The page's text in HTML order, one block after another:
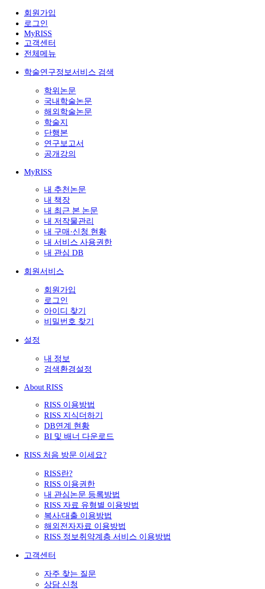
회원가입
로그인
MyRISS
고객센터
전체메뉴
학술연구정보서비스 검색
학위논문
국내학술논문
해외학술논문
학술지
단행본
연구보고서
공개강의
MyRISS
내 추천논문
내 책장
내 최근 본 논문
내 저작물관리
내 구매·신청 현황
내 서비스 사용권한
내 관심 DB
회원서비스
회원가입
로그인
아이디 찾기
비밀번호 찾기
설정
내 정보
검색환경설정
About RISS
RISS 이용방법
RISS 지식더하기
DB연계 현황
BI 및 배너 다운로드
RISS 처음 방문 이세요?
RISS란?
RISS 이용권한
내 관심논문 등록방법
RISS 자료 유형별 이용방법
복사/대출 이용방법
해외전자자료 이용방법
RISS 정보취약계층 서비스 이용방법
고객센터
자주 찾는 질문
상담 신청